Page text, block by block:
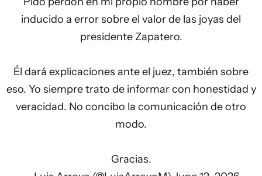
inducido a error sobre el valor de las joyas del
presidente Zapatero.
Él dará explicaciones ante el juez, también sobre
eso. Yo siempre trato de informar con honestidad y
veracidad. No concibo la comunicación de otro
modo.
Gracias.